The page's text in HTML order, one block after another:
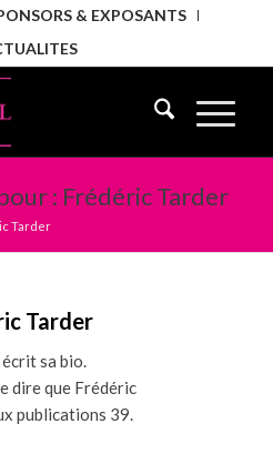
& EXPOSANTS
: Frédéric Tarder
Tarder
Tarder
écrit sa bio.
dire que Frédéric
publications 39.